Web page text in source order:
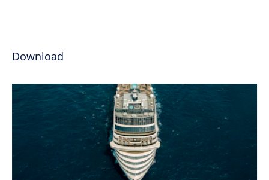
Download